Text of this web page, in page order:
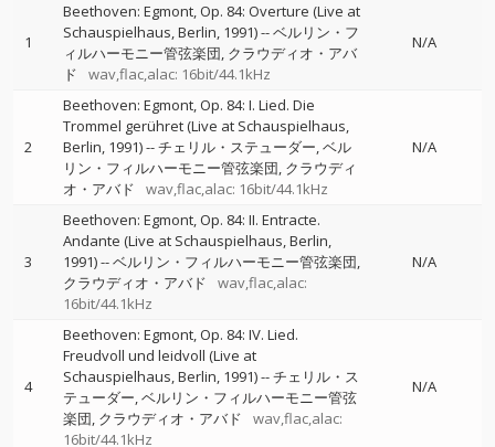
1
Beethoven: Egmont, Op. 84: Overture (Live at
Schauspielhaus, Berlin, 1991)--ベルリン・フ
ィルハーモニー管弦楽団 クラウディオ・アバ
ド
wav,flac,alac: 16bit/44.1kHz
N/A
2
Beethoven: Egmont, Op. 84: I. Lied. Die
Trommel gerühret (Live at Schauspielhaus,
Berlin, 1991)--チェリル・ステューダー ベル
リン・フィルハーモニー管弦楽団 クラウディ
オ・アバド
wav,flac,alac: 16bit/44.1kHz
N/A
3
Beethoven: Egmont, Op. 84: II. Entracte.
Andante (Live at Schauspielhaus, Berlin,
1991)--ベルリン・フィルハーモニー管弦楽団
クラウディオ・アバド
wav,flac,alac:
16bit/44.1kHz
N/A
4
Beethoven: Egmont, Op. 84: IV. Lied.
Freudvoll und leidvoll (Live at
Schauspielhaus, Berlin, 1991)--チェリル・ス
テューダー ベルリン・フィルハーモニー管弦
楽団 クラウディオ・アバド
wav,flac,alac:
16bit/44.1kHz
N/A